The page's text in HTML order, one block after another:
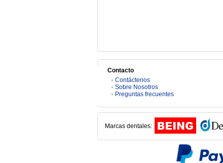
Contacto
Contáctenos
Sobre Nosotros
Preguntas frecuentes
Marcas dentales: